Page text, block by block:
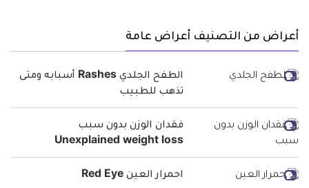
أعراض من التصنيف أعراض عامة
الطفح الجلدي Rashes أسبابه ومتى
تذهب للطبيب
فقدان الوزن بدون سبب
Unexplained weight loss
احمرار العين Red Eye